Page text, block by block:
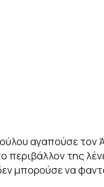
αγαπούσε τον
της
μπορούσε να